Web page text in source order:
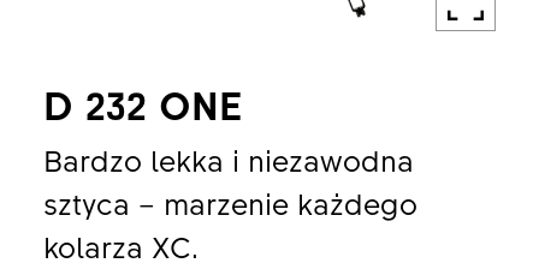
D 232 ONE
Bardzo lekka i niezawodna
sztyca – marzenie każdego
kolarza XC.